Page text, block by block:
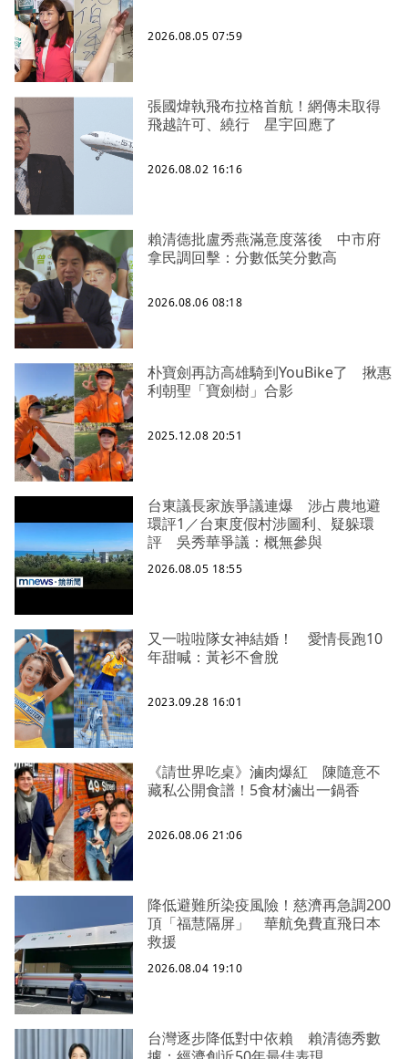
2026.08.05 07:59
張國煒執飛布拉格首航！網傳未取得
飛越許可、繞行 星宇回應了
2026.08.02 16:16
賴清德批盧秀燕滿意度落後 中市府
拿民調回擊：分數低笑分數高
2026.08.06 08:18
朴寶劍再訪高雄騎到YouBike了 揪惠
利朝聖「寶劍樹」合影
2025.12.08 20:51
台東議長家族爭議連爆 涉占農地避
環評1／台東度假村涉圖利、疑躲環
評 吳秀華爭議：概無參與
2026.08.05 18:55
又一啦啦隊女神結婚！ 愛情長跑10
年甜喊：黃衫不會脫
2023.09.28 16:01
《請世界吃桌》滷肉爆紅 陳隨意不
藏私公開食譜！5食材滷出一鍋香
2026.08.06 21:06
降低避難所染疫風險！慈濟再急調200
頂「福慧隔屏」 華航免費直飛日本
救援
2026.08.04 19:10
台灣逐步降低對中依賴 賴清德秀數